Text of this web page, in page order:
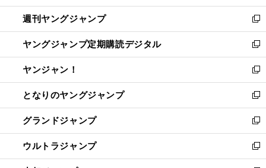
開
く
ウ
で
開
く
ン
ド
ウ
で
開
く
ウ
ィ
ン
ド
ウ
で
開
く
週刊ヤングジャンプ
新
し
い
ウ
ィ
ン
ド
ウ
で
開
く
ヤングジャンプ定期購読デジタル
新
し
い
ウ
ィ
ン
ド
ウ
で
開
ヤンジャン！
新
し
い
ウ
ィ
ン
ド
ウ
となりのヤングジャンプ
新
し
い
ウ
ィ
ン
グランドジャンプ
新
し
い
ウ
ウルトラジャンプ
新
し